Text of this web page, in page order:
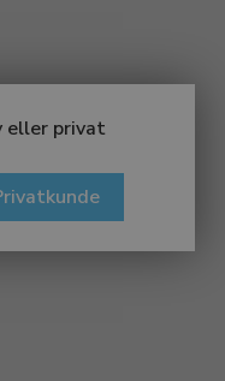
eller privat